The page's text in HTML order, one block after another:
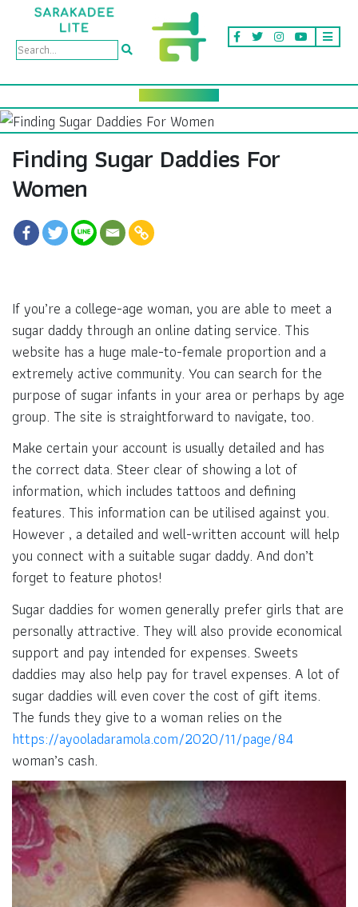
Finding Sugar Daddies For
Women
If you’re a college-age woman, you are able to meet a
sugar daddy through an online dating service. This
website has a huge male-to-female proportion and a
extremely active community. You can search for the
purpose of sugar infants in your area or perhaps by age
group. The site is straightforward to navigate, too.
Make certain your account is usually detailed and has
the correct data. Steer clear of showing a lot of
information, which includes tattoos and defining
features. This information can be utilised against you.
However , a detailed and well-written account will help
you connect with a suitable sugar daddy. And don’t
forget to feature photos!
Sugar daddies for women generally prefer girls that are
personally attractive. They will also provide economical
support and pay intended for expenses. Sweets
daddies may also help pay for travel expenses. A lot of
sugar daddies will even cover the cost of gift items.
The funds they give to a woman relies on the
https://ayooladaramola.com/2020/11/page/84
woman’s cash.